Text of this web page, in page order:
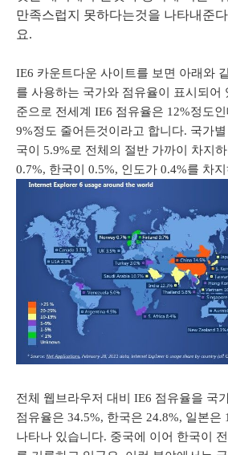
만족스럽지 못하다는것을 나타내준
요.
IE6 카운트다운 사이트를 보면 아래와
를 사용하는 국가와 점유율이 표시되어
준으로 전세계 IE6 점유율은 12%정도
9%정도 줄어든것이라고 합니다. 국가
국이 5.9%로 전체의 절반 가까이 차지
0.7%, 한국이 0.5%, 인도가 0.4%를 차
전체 웹브라우저 대비 IE6 점유율을 국
점유율은 34.5%, 한국은 24.8%, 일본은
나타나 있습니다. 중국에 이어 한국이